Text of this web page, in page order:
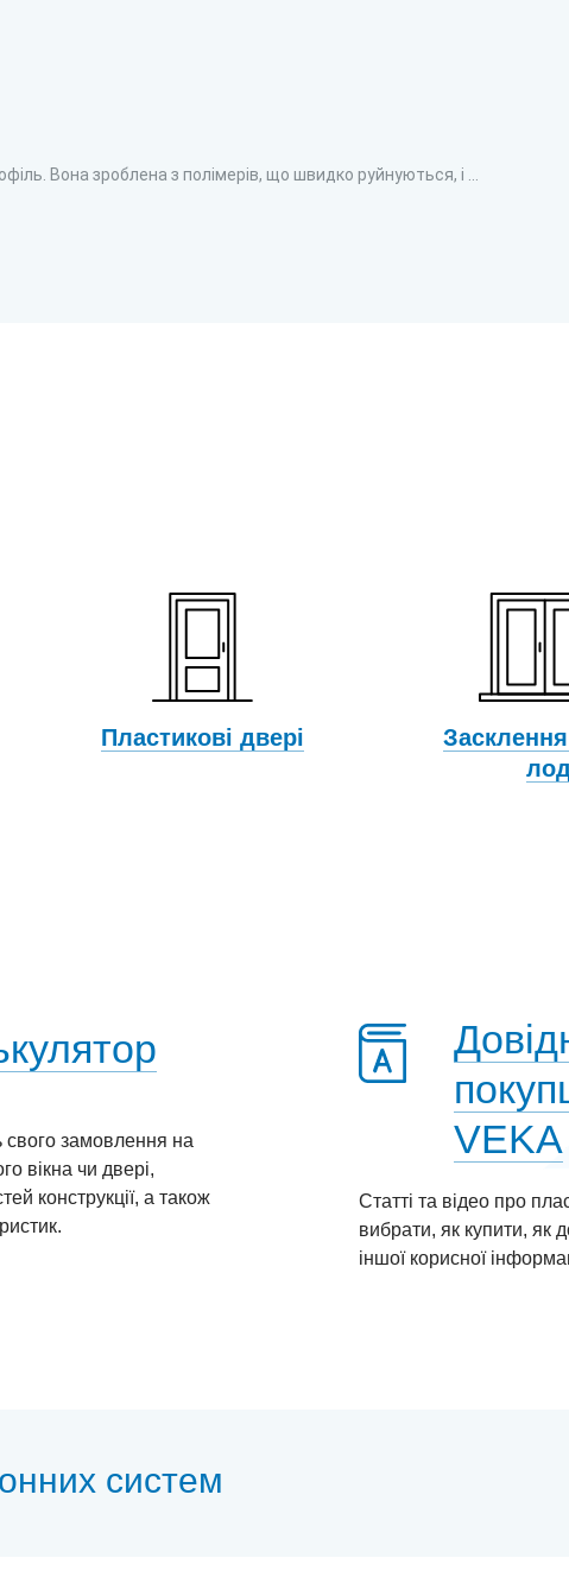
Вона зроблена з полімерів, що швидко руйнуються, і ...
Пластикові двері
Засклення
свого замовлення на
вікна чи двері,
конструкції, а також
VEKA
Статті та відео про
вибрати, як купити, як
іншої корисної
систем